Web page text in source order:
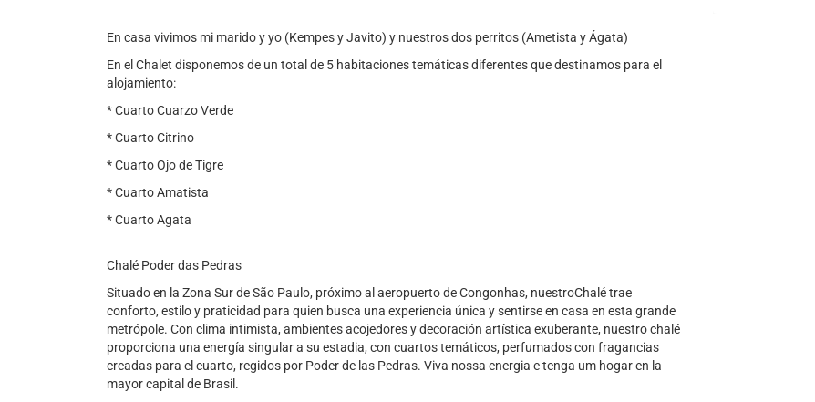
En casa vivimos mi marido y yo (Kempes y Javito) y nuestros dos perritos (Ametista y Ágata)
En el Chalet disponemos de un total de 5 habitaciones temáticas diferentes que destinamos para el
alojamiento:
* Cuarto Cuarzo Verde
* Cuarto Citrino
* Cuarto Ojo de Tigre
* Cuarto Amatista
* Cuarto Agata
Chalé Poder das Pedras
Situado en la Zona Sur de São Paulo, próximo al aeropuerto de Congonhas, nuestroChalé trae
conforto, estilo y praticidad para quien busca una experiencia única y sentirse en casa en esta grande
metrópole. Con clima intimista, ambientes acojedores y decoración artística exuberante, nuestro chalé
proporciona una energía singular a su estadia, con cuartos temáticos, perfumados con fragancias
creadas para el cuarto, regidos por Poder de las Pedras. Viva nossa energia e tenga um hogar en la
mayor capital de Brasil.